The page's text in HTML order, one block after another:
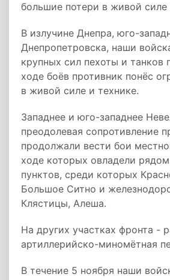
большие потери в живой силе
В излучине Днепра, юго-
Днепропетровска, наши
крупных сил пехоты и танков
ходе боёв противник понёс
в живой силе и технике.
Западнее и юго-западнее
преодолевая сопротивление
продолжали вести бои
ходе которых овладели
пунктов, среди которых
Большое Ситно и
Клястицы, Алеша.
На других участках фронта -
артиллерийско-миномётная
В течение 5 ноября наши